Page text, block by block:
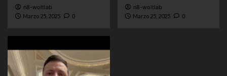
n8-woltlab
Marzo 25, 2025 0
n8-woltlab
Marzo 25, 2025 0